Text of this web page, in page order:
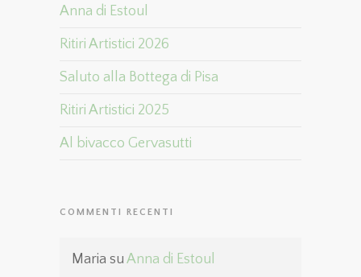
Anna di Estoul
Ritiri Artistici 2026
Saluto alla Bottega di Pisa
Ritiri Artistici 2025
Al bivacco Gervasutti
COMMENTI RECENTI
Maria su Anna di Estoul